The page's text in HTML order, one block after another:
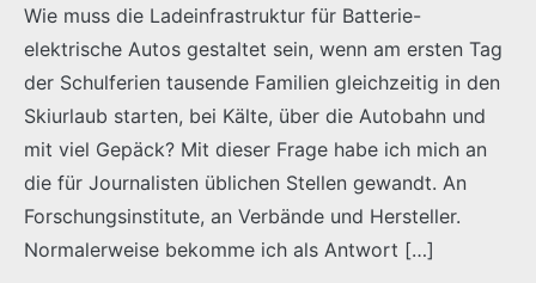
Wie muss die Ladeinfrastruktur für Batterie-
elektrische Autos gestaltet sein, wenn am ersten Tag
der Schulferien tausende Familien gleichzeitig in den
Skiurlaub starten, bei Kälte, über die Autobahn und
mit viel Gepäck? Mit dieser Frage habe ich mich an
die für Journalisten üblichen Stellen gewandt. An
Forschungsinstitute, an Verbände und Hersteller.
Normalerweise bekomme ich als Antwort […]